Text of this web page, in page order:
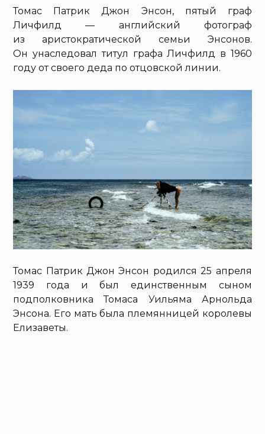
Томас Патрик Джон Энсон, пятый граф
Личфилд — английский фотограф
из аристократической семьи Энсонов.
Он унаследовал титул графа Личфилд в 1960
году от своего деда по отцовской линии.
Томас Патрик Джон Энсон родился 25 апреля
1939 года и был единственным сыном
подполковника Томаса Уильяма Арнольда
Энсона. Его мать была племянницей королевы
Елизаветы.